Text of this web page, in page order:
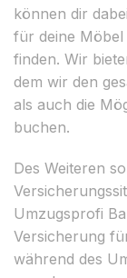
können dir
für deine Möbel
finden. Wir
dem wir den
als auch die
buchen.
Des Weiteren
Umzugsprofi
Versicherung
während des